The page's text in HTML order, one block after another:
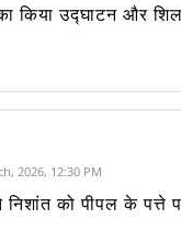
किया उद्घाटन और
2026, 12:30 PM
को पीपल के पत्ते